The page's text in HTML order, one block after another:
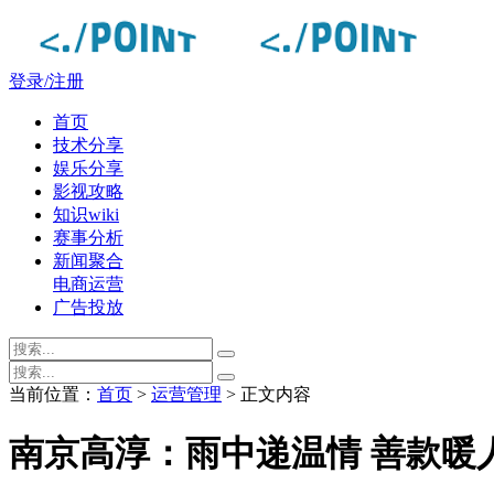
登录/注册
首页
技术分享
娱乐分享
影视攻略
知识wiki
赛事分析
新闻聚合
电商运营
广告投放
当前位置： 首页 > 运营管理 > 正文内容
南京高淳：雨中递温情 善款暖